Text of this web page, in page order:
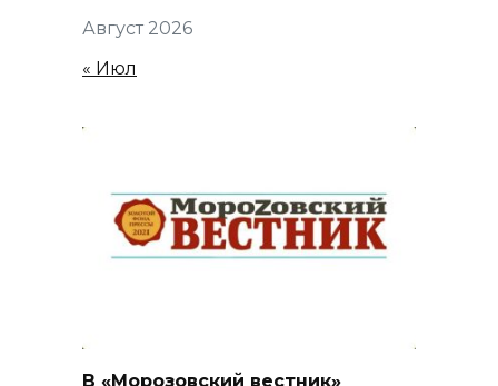
Август 2026
« Июл
В «Морозовский вестник»